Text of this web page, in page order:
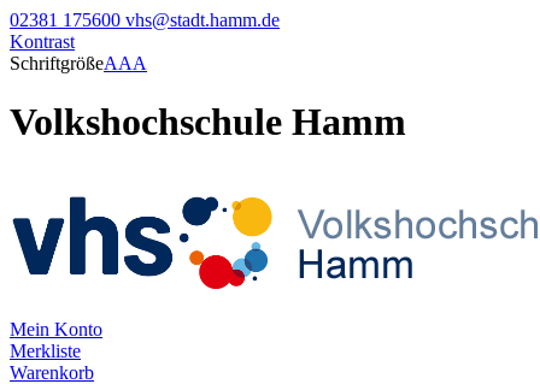
02381 175600 vhs@stadt.hamm.de
Kontrast
SchriftgrößeAAA
Volkshochschule Hamm
Mein Konto
Merkliste
Warenkorb